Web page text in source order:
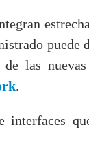
puede
las nuevas
.
interfaces